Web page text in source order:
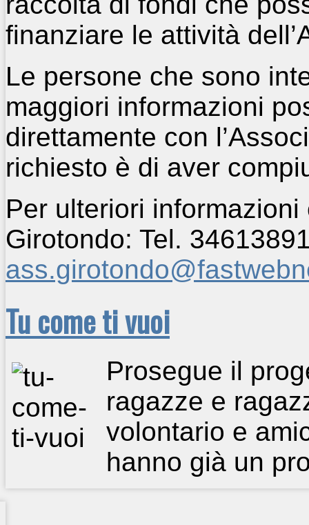
finanziare le attività
Le persone che sono
maggiori informazioni
direttamente con
richiesto è di aver
Per ulteriori
Girotondo: Tel.
Tu come ti vuoi
Prosegue il
ragazze e
volontario e
hanno già un